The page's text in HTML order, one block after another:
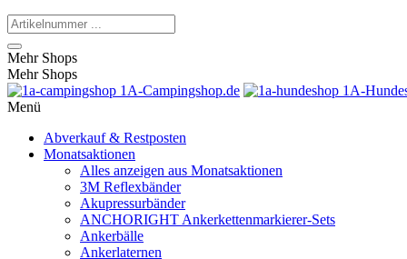
Mehr Shops
Mehr Shops
1A-Campingshop.de
1A-
Menü
Abverkauf & Restposten
Monatsaktionen
Alles anzeigen aus Monatsaktionen
3M Reflexbänder
Akupressurbänder
ANCHORIGHT Ankerkettenmarkierer-Sets
Ankerbälle
Ankerlaternen